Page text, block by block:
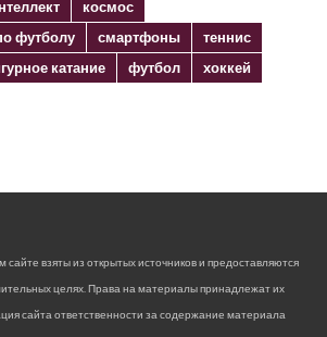
космос
футболу
смартфоны
теннис
катание футбол хоккей
взяты из открытых источников и предоставляются
целях. Права на материалы принадлежат их
сайта ответственности за содержание материала